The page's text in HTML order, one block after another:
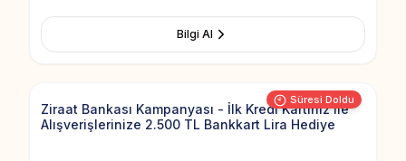
Bilgi Al
Süresi Doldu
Add to
Ziraat Bankası Kampanyası - İlk Kredi Kartınız ile
Alışverişlerinize 2.500 TL Bankkart Lira Hediye